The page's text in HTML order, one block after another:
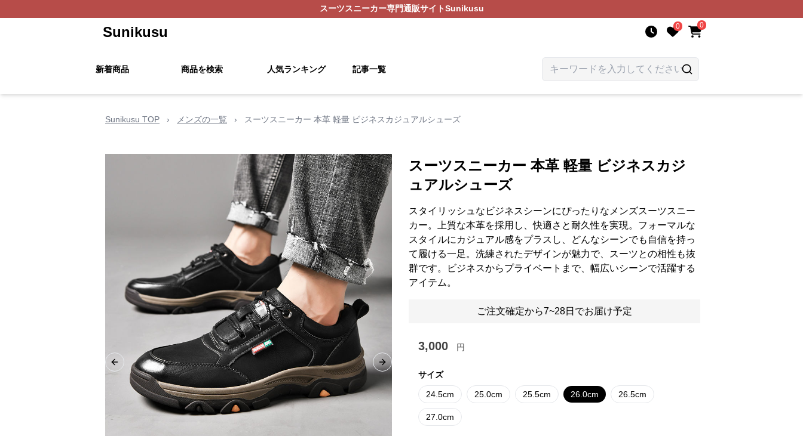
スーツスニーカー専門通販サイトSunikusu
Sunikusu 0 0
新着商品 商品を検索 人気ランキング 記事一覧
Sunikusu TOP › メンズの一覧 › スーツスニーカー 本革 軽量 ビジネスカジュアルシューズ
Previous slide Next slide
スーツスニーカー 本革 軽量 ビジネスカジ
ュアルシューズ
スタイリッシュなビジネスシーンにぴったりなメンズスーツスニー
カー。上質な本革を採用し、快適さと耐久性を実現。フォーマルな
スタイルにカジュアル感をプラスし、どんなシーンでも自信を持っ
て履ける一足。洗練されたデザインが魅力で、スーツとの相性も抜
群です。ビジネスからプライベートまで、幅広いシーンで活躍する
アイテム。
ご注文確定から7~28日でお届け予定
3,000 円
サイズ
24.5cm 25.0cm 25.5cm 26.0cm 26.5cm
27.0cm